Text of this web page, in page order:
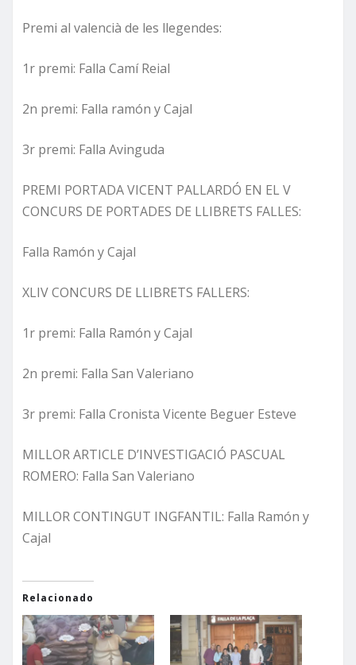
Premi al valencià de les llegendes:
1r premi: Falla Camí Reial
2n premi: Falla ramón y Cajal
3r premi: Falla Avinguda
PREMI PORTADA VICENT PALLARDÓ EN EL V
CONCURS DE PORTADES DE LLIBRETS FALLES:
Falla Ramón y Cajal
XLIV CONCURS DE LLIBRETS FALLERS:
1r premi: Falla Ramón y Cajal
2n premi: Falla San Valeriano
3r premi: Falla Cronista Vicente Beguer Esteve
MILLOR ARTICLE D’INVESTIGACIÓ PASCUAL
ROMERO: Falla San Valeriano
MILLOR CONTINGUT INGFANTIL: Falla Ramón y
Cajal
Relacionado